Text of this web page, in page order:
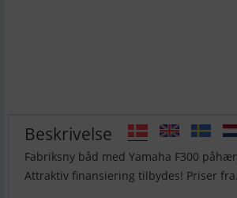
Beskrivelse
Fabriksny båd med Yamaha F300
Attraktiv finansiering tilbydes! Priser fra.